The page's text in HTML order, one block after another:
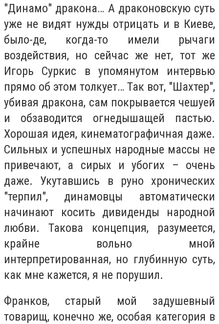
"Динамо" дракона… А драконовскую суть
уже не видят нужды отрицать и в Киеве,
было-де, когда-то имели рычаги
воздействия, но сейчас же нет, тот же
Игорь Суркис в упомянутом интервью
прямо об этом толкует… Так вот, "Шахтер",
убивая дракона, сам покрывается чешуей
и обзаводится огнедышащей пастью.
Хорошая идея, кинематографичная даже.
Сильных и успешных народные массы не
привечают, а сирых и убогих – очень
даже. Укутавшись в руно хронических
"терпил", динамовцы автоматически
начинают косить дивиденды народной
любви. Такова концепция, разумеется,
крайне вольно мной
интерпретированная, но глубинную суть,
как мне кажется, я не порушил.
Франков, старый мой задушевный
товарищ, конечно же, особая категория в